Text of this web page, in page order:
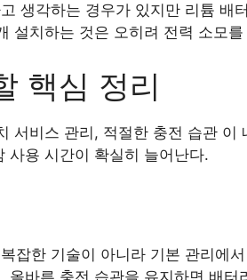
생각하는 경우가 있지만 리튬 배
설치하는 것은 오히려 전력 소모
핵심 정리
서비스 관리, 적절한 충전 습관 이
사용 시간이 확실히 늘어난다.
잡한 기술이 아니라 기본 관리에